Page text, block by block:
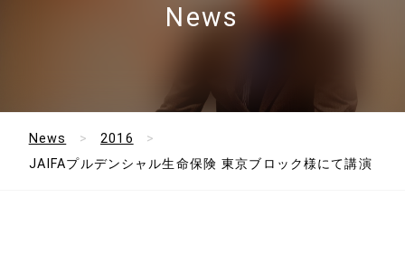
News
News
2016
JAIFAプルデンシャル生命保険 東京ブロック様にて講演